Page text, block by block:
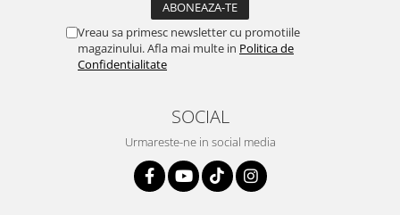
Vreau sa primesc newsletter cu promotiile
magazinului. Afla mai multe in Politica de
Confidentialitate
SOCIAL
Urmareste-ne in social media